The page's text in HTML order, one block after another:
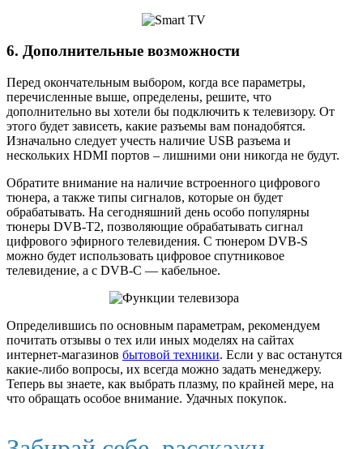
6. Дополнительные возможности
Перед окончательным выбором, когда все параметры,
перечисленные выше, определены, решите, что
дополнительно вы хотели бы подключить к телевизору. От
этого будет зависеть, какие разъемы вам понадобятся.
Изначально следует учесть наличие USB разъема и
нескольких HDMI портов – лишними они никогда не будут.
Обратите внимание на наличие встроенного цифрового
тюнера, а также типы сигналов, которые он будет
обрабатывать. На сегодняшний день особо популярны
тюнеры DVB-T2, позволяющие обрабатывать сигнал
цифрового эфирного телевидения. С тюнером DVB-S
можно будет использовать цифровое спутниковое
телевидение, а с DVB-C — кабельное.
Определившись по основным параметрам, рекомендуем
почитать отзывы о тех или иных моделях на сайтах
интернет-магазинов бытовой техники. Если у вас останутся
какие-либо вопросы, их всегда можно задать менеджеру.
Теперь вы знаете, как выбрать плазму, по крайней мере, на
что обращать особое внимание. Удачных покупок.